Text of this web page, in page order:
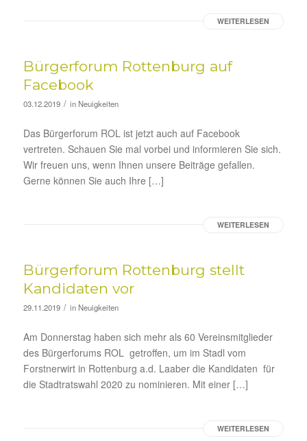
WEITERLESEN
Bürgerforum Rottenburg auf
Facebook
03.12.2019 / in Neuigkeiten
Das Bürgerforum ROL ist jetzt auch auf Facebook
vertreten. Schauen Sie mal vorbei und informieren Sie sich.
Wir freuen uns, wenn Ihnen unsere Beiträge gefallen.
Gerne können Sie auch Ihre […]
WEITERLESEN
Bürgerforum Rottenburg stellt
Kandidaten vor
29.11.2019 / in Neuigkeiten
Am Donnerstag haben sich mehr als 60 Vereinsmitglieder
des Bürgerforums ROL getroffen, um im Stadl vom
Forstnerwirt in Rottenburg a.d. Laaber die Kandidaten für
die Stadtratswahl 2020 zu nominieren. Mit einer […]
WEITERLESEN